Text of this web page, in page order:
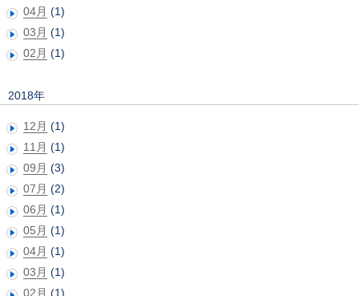
04月 (1)
03月 (1)
02月 (1)
2018年
12月 (1)
11月 (1)
09月 (3)
07月 (2)
06月 (1)
05月 (1)
04月 (1)
03月 (1)
02月 (1)